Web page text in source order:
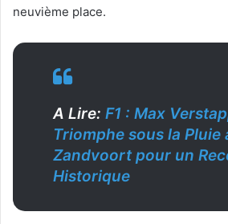
neuvième place.
A Lire: F1 : Max
Triomphe sous la Pluie
Zandvoort pour un
Historique